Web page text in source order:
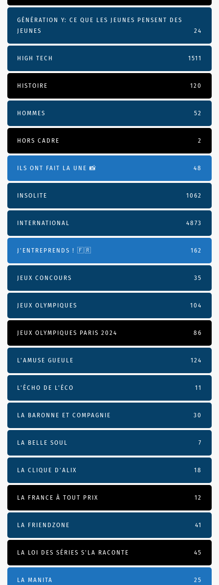
GÉNÉRATION Y: CE QUE LES JEUNES PENSENT DES
JEUNES
24
HIGH TECH 1511
HISTOIRE 120
HOMMES 52
HORS CADRE 2
ILS ONT FAIT LA UNE 📸 48
INSOLITE 1062
INTERNATIONAL 4873
J'ENTREPRENDS ! 🇫🇷 162
JEUX CONCOURS 35
JEUX OLYMPIQUES 104
JEUX OLYMPIQUES PARIS 2024 86
L'AMUSE GUEULE 124
L’ÉCHO DE L’ÉCO 11
LA BARONNE ET COMPAGNIE 30
LA BELLE SOUL 7
LA CLIQUE D'ALIX 18
LA FRANCE À TOUT PRIX 12
LA FRIENDZONE 41
LA LOI DES SÉRIES S'LA RACONTE 45
LA MANITA 25